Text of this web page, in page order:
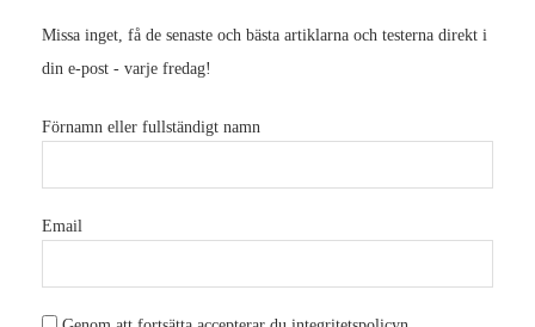
Missa inget, få de senaste och bästa artiklarna och testerna direkt i
din e-post - varje fredag!
Förnamn eller fullständigt namn
Email